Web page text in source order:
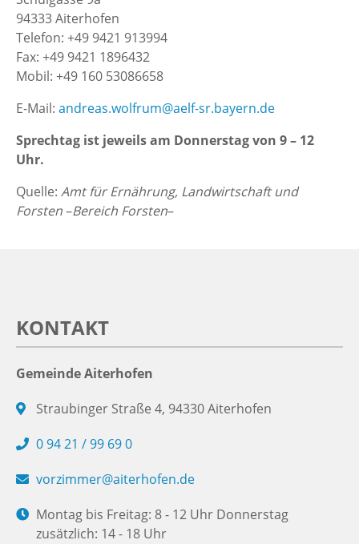
94333 Aiterhofen
Telefon: +49 9421 913994
Fax: +49 9421 1896432
Mobil: +49 160 53086658
E-Mail: andreas.wolfrum@aelf-sr.bayern.de
Sprechtag ist jeweils am Donnerstag von 9 – 12
Uhr.
Quelle: Amt für Ernährung, Landwirtschaft und
Forsten–Bereich Forsten–
KONTAKT
Gemeinde Aiterhofen
Straubinger Straße 4, 94330 Aiterhofen
0 94 21 / 99 69 0
vorzimmer@aiterhofen.de
Montag bis Freitag: 8 - 12 Uhr Donnerstag
zusätzlich: 14 - 18 Uhr